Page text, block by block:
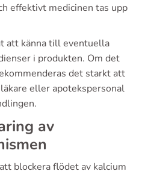
effektivt medicinen tas upp
att känna till eventuella
i produkten. Om det
det starkt att
eller apotekspersonal
av
blockera flödet av kalcium